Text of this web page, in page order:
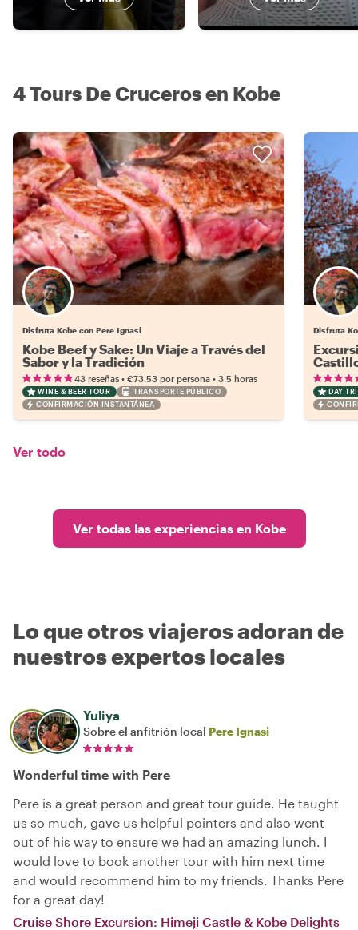
4 Tours De Cruceros en Kobe
Disfruta Kobe con Pere Ignasi
Kobe Beef y Sake: Un Viaje a Través del
Sabor y la Tradición
43 reseñas • €73.53 por persona • 3.5 horas
WINE & BEER TOUR
TRANSPORTE PÚBLICO
CONFIRMACIÓN INSTANTÁNEA
Disfruta
DAY
Ver todo
Ver todas las experiencias en Kobe
Lo que otros viajeros adoran de
nuestros expertos locales
Yuliya
Sobre el anfitrión local Pere Ignasi
Wonderful time with Pere
Pere is a great person and great tour guide. He taught
us so much, gave us helpful pointers and also went
out of his way to ensure we had an amazing lunch. I
would love to book another tour with him next time
and would recommend him to my friends. Thanks Pere
for a great day!
Cruise Shore Excursion: Himeji Castle & Kobe Delights